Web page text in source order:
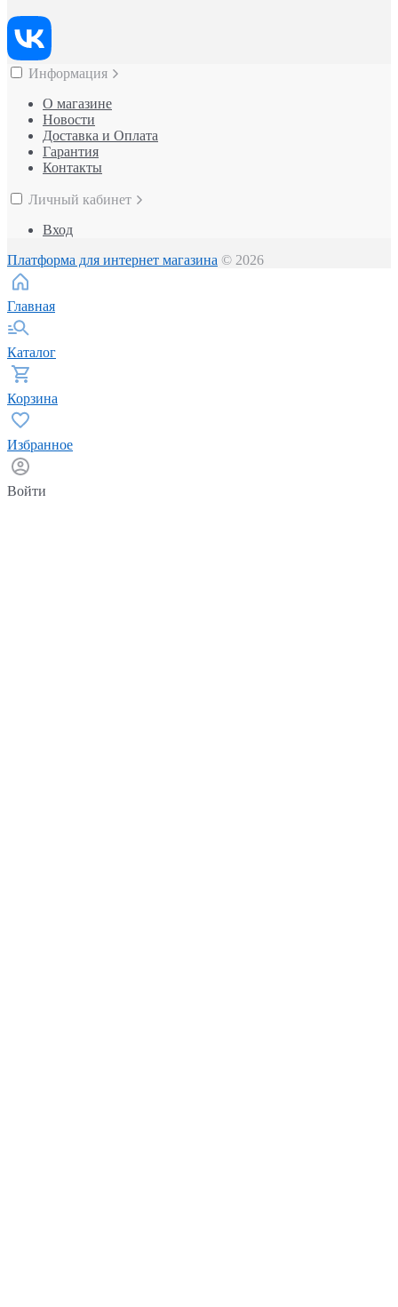
Информация
О магазине
Новости
Доставка и Оплата
Гарантия
Контакты
Личный кабинет
Вход
Платформа для интернет магазина © 2026
Главная
Каталог
Корзина
Избранное
Войти